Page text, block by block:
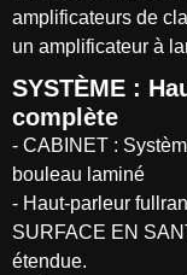
amplificateurs de
un amplificateur à
SYSTÈME :
complète
- CABINET :
bouleau laminé
- Haut-parleur
SURFACE EN
étendue.